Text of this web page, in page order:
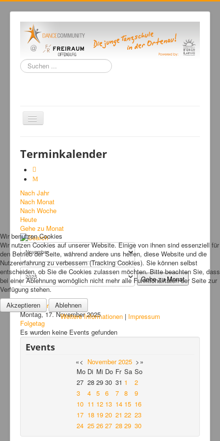
Suchen
...
Navigation
an/aus
Tanzschule
Kursangebot
Events
Fuegolatino
Bilder
News
Links
FAQ
Hansefit
Kontakt
Terminkalender
Nach Jahr
Nach Monat
Nach Woche
Heute
Gehe zu Monat
Gehe zu Monat
Vorheriger Tag
Montag, 17. November 2025
Folgetag
Es wurden keine Events gefunden
Events
«< November 2025 > »
Mo Di Mi Do Fr Sa So
27 28 29 30 31 1
2
3
4 5 6 7 8
9
10 11 12 13 14 15 16
17 18 19 20 21 22 23
24 25 26 27 28 29 30
Wir benutzen Cookies
Wir nutzen Cookies auf unserer Website. Einige von ihnen sind essenziell für
den Betrieb der Seite, während andere uns helfen, diese Website und die
Nutzererfahrung zu verbessern (Tracking Cookies). Sie können selbst
entscheiden, ob Sie die Cookies zulassen möchten. Bitte beachten Sie, dass
bei einer Ablehnung womöglich nicht mehr alle Funktionalitäten der Seite zur
Verfügung stehen.
Akzeptieren
Ablehnen
Weitere Informationen| Impressum